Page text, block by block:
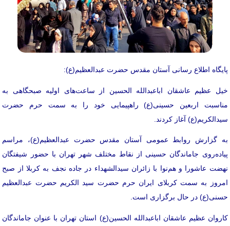
پایگاه اطلاع رسانی آستان مقدس حضرت عبدالعظیم(ع):
خیل عظیم عاشقان اباعبدالله الحسین از ساعت‌های اولیه صبحگاهی به
مناسبت اربعین حسینی(ع) راهپیمایی خود را به سمت حرم حضرت
سیدالکریم(ع) آغاز کردند.
به گزارش روابط عمومی آستان مقدس حضرت عبدالعظیم(ع)، مراسم
پیاده‌روی جاماندگان حسینی از نقاط مختلف شهر تهران با حضور شیفتگان
نهضت عاشورا و هم‌نوا با زائران سیدالشهداء در جاده نجف به کربلا از صبح
امروز به سمت کربلای ایران حرم حضرت سید الکریم حضرت عبدالعظیم
حسنی(ع) در حال برگزاری است.
کاروان عظیم عاشقان اباعبدالله الحسین(ع) استان تهران با عنوان جاماندگان